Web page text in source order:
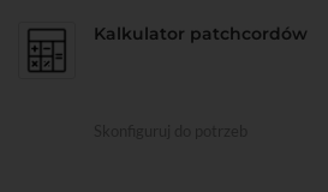
Kalkulator patchcordów